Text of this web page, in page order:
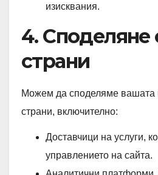
изисквания.
4. Споделяне
страни
Можем да споделяме вашата
страни, включително:
Доставчици на услуги,
управлението на сайта.